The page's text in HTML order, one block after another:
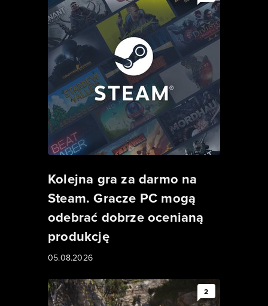
Kolejna gra za darmo na
Steam. Gracze PC mogą
odebrać dobrze ocenianą
produkcję
05.08.2026
2